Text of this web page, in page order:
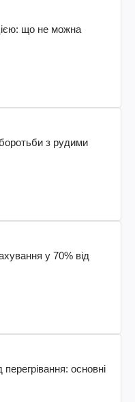
що не можна
з рудими
у 70% від
основні